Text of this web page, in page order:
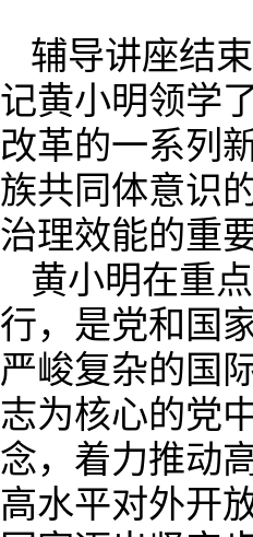
辅导讲座结
记黄小明领学
改革的一系列
族共同体意识
治理效能的重
黄小明在重
行，是党和国
严峻复杂的国
志为核心的党
念，着力推动
高水平对外开